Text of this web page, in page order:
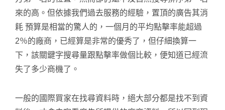
來的高。但依據我們過去服務的經驗，置頂的廣告其消
耗 預算是相當的驚人的，一個月的平均點擊率能超過
2％的廠商，已經算是非常的優秀了，但仔細換算一
下，該關鍵字搜尋量跟點擊率做個比較，便知道已經流
失了多少商機了。
一般的國際買家在找尋資料時，絕大部分都是找不到資